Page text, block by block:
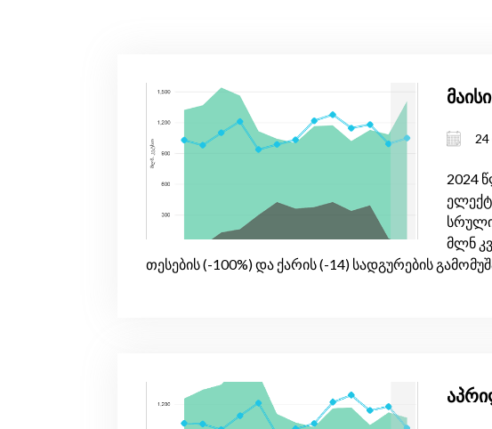
24
2024
სრული
მლნ
თესების (-100%) და ქარის (-14) სადგურების